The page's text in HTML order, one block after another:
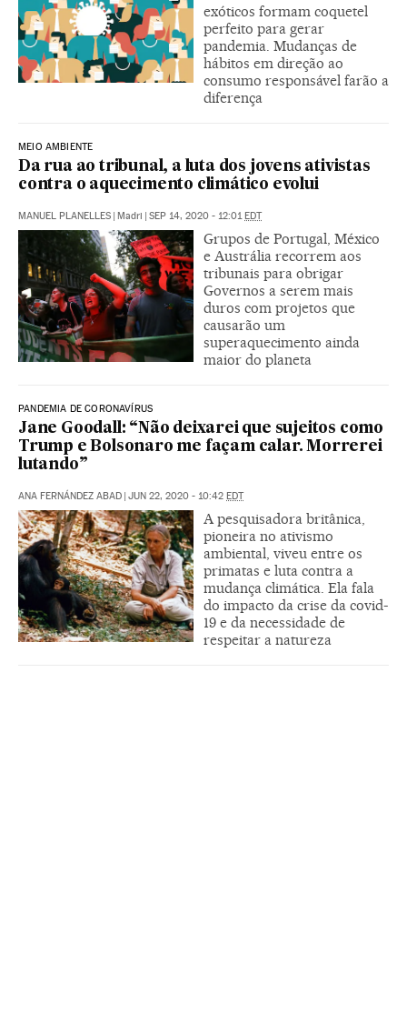
exóticos formam coquetel
perfeito para gerar
pandemia. Mudanças de
hábitos em direção ao
consumo responsável farão a
diferença
MEIO AMBIENTE
Da rua ao tribunal, a luta dos jovens ativistas
contra o aquecimento climático evolui
MANUEL PLANELLES | Madri | SEP 14, 2020 - 12:01EDT
Grupos de Portugal, México
e Austrália recorrem aos
tribunais para obrigar
Governos a serem mais
duros com projetos que
causarão um
superaquecimento ainda
maior do planeta
PANDEMIA DE CORONAVÍRUS
Jane Goodall: “Não deixarei que sujeitos como
Trump e Bolsonaro me façam calar. Morrerei
lutando”
ANA FERNÁNDEZ ABAD | JUN 22, 2020 - 10:42 EDT
A pesquisadora britânica,
pioneira no ativismo
ambiental, viveu entre os
primatas e luta contra a
mudança climática. Ela fala
do impacto da crise da covid-
19 e da necessidade de
respeitar a natureza